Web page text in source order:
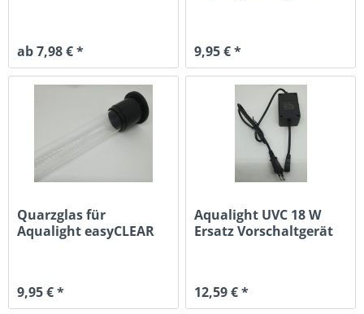
ab 7,98 € * 9,95 € *
Quarzglas für
Aqualight easyCLEAR
9,95 € *
Aqualight UVC 18 W
Ersatz Vorschaltgerät
12,59 € *